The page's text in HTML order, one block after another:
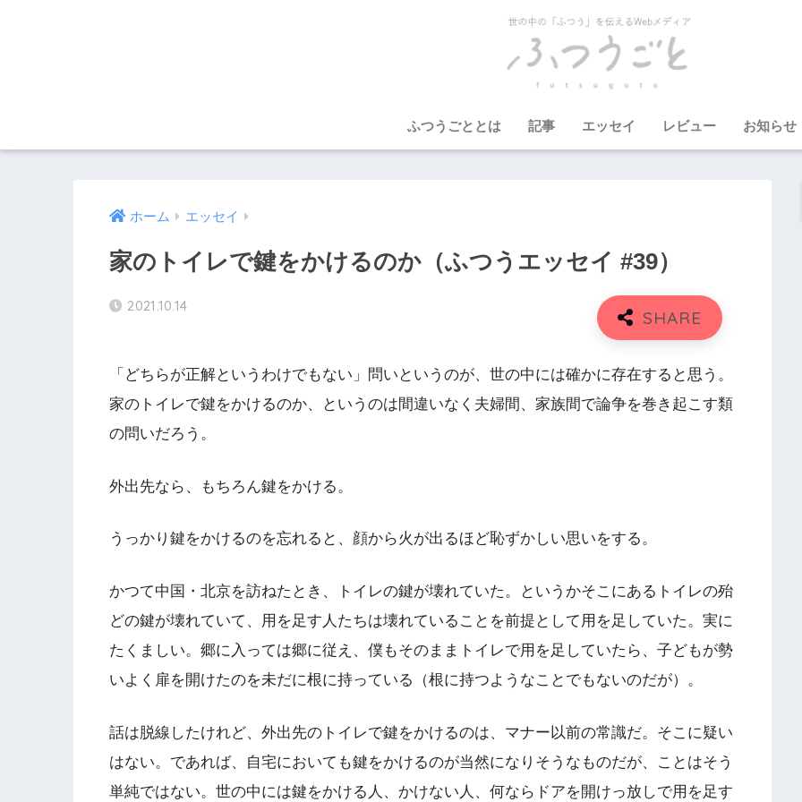
ふつうごととは 記事 エッセイ レビュー お知らせ
ホーム エッセイ
家のトイレで鍵をかけるのか（ふつうエッセイ #39）
2021.10.14
「どちらが正解というわけでもない」問いというのが、世の中には確かに存在すると思う。
家のトイレで鍵をかけるのか、というのは間違いなく夫婦間、家族間で論争を巻き起こす類
の問いだろう。
外出先なら、もちろん鍵をかける。
うっかり鍵をかけるのを忘れると、顔から火が出るほど恥ずかしい思いをする。
かつて中国・北京を訪ねたとき、トイレの鍵が壊れていた。というかそこにあるトイレの殆
どの鍵が壊れていて、用を足す人たちは壊れていることを前提として用を足していた。実に
たくましい。郷に入っては郷に従え、僕もそのままトイレで用を足していたら、子どもが勢
いよく扉を開けたのを未だに根に持っている（根に持つようなことでもないのだが）。
話は脱線したけれど、外出先のトイレで鍵をかけるのは、マナー以前の常識だ。そこに疑い
はない。であれば、自宅においても鍵をかけるのが当然になりそうなものだが、ことはそう
単純ではない。世の中には鍵をかける人、かけない人、何ならドアを開けっ放しで用を足す